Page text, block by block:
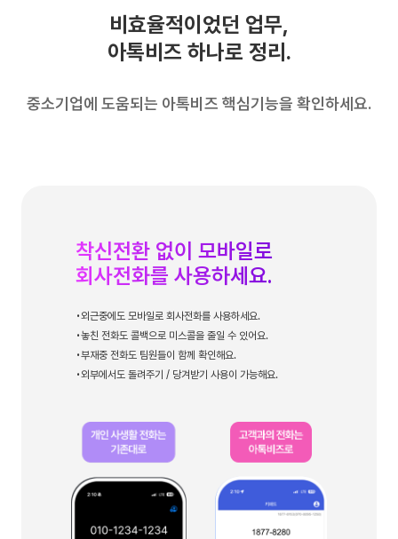
비효율적이었던 업무,
아톡비즈 하나로 정리.
중소기업에 도움되는 아톡비즈 핵심기능을 확인하세요.
착신전환 없이 모바일로
회사전화를 사용하세요.
외근중에도 모바일로 회사전화를 사용하세요.
놓친 전화도 콜백으로 미스콜을 줄일 수 있어요.
부재중 전화도 팀원들이 함께 확인해요.
외부에서도 돌려주기 / 당겨받기 사용이 가능해요.